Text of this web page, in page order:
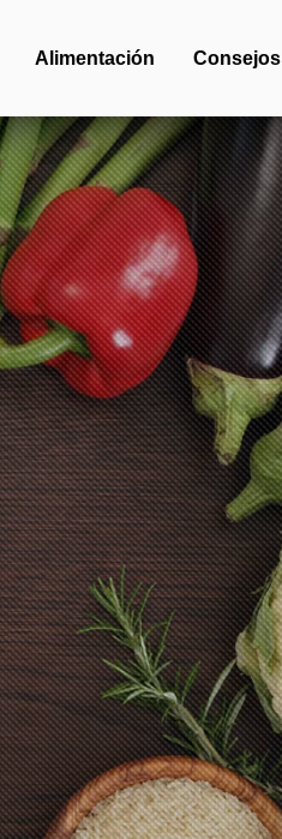
Alimentación Consejos